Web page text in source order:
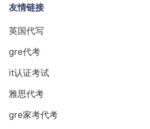
友情链接
英国代写
gre代考
it认证考试
雅思代考
gre家考代考